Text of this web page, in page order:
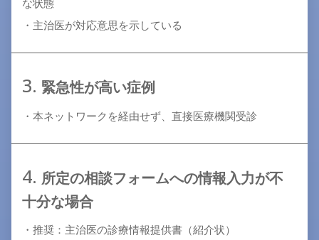
な状態
・主治医が対応意思を示している
3. 緊急性が高い症例
・本ネットワークを経由せず、直接医療機関受診
4. 所定の相談フォームへの情報入力が不
十分な場合
・推奨：主治医の診療情報提供書（紹介状）